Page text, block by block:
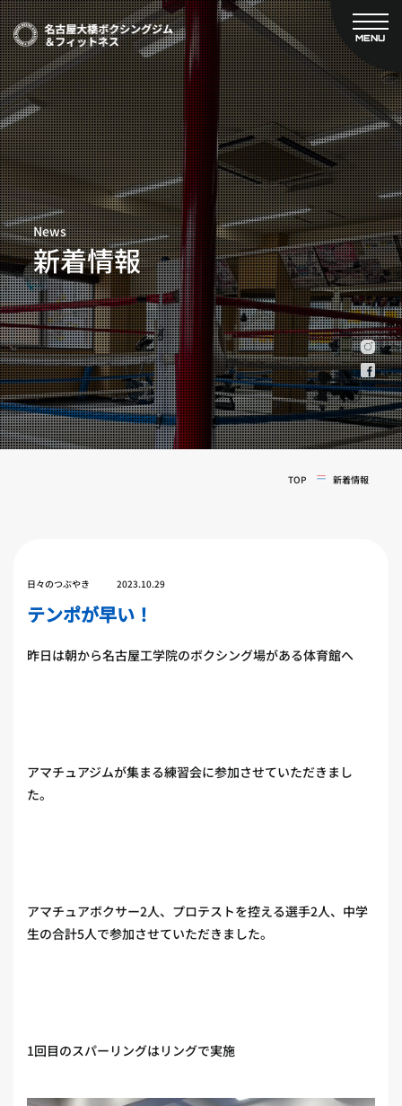
MENU
CLOSE
TOP
新着情報
ご予約
プライベートコース予約
レンタルスタジオ予約
名古屋大橋ボクシングジムについて
大橋弘政プロフィール
スタッフ紹介
料金案内
設備紹介
アクセス
営業時間
トレーナー募集
スポンサー募集
大会チケット購入
キャンペーン
実戦コース
料金システム
フィットネスコース
News
新着情報
TOP 新着情報
日々のつぶやき 2023.10.29
テンポが早い！
昨日は朝から名古屋工学院のボクシング場がある体育館へ
アマチュアジムが集まる練習会に参加させていただきまし
た。
アマチュアボクサー2人、プロテストを控える選手2人、中学
生の合計5人で参加させていただきました。
1回目のスパーリングはリングで実施